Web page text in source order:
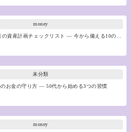
money
の資産計画チェックリスト ― 今から備える10の…
未分類
お金の守り方 ― 50代から始める3つの習慣
money